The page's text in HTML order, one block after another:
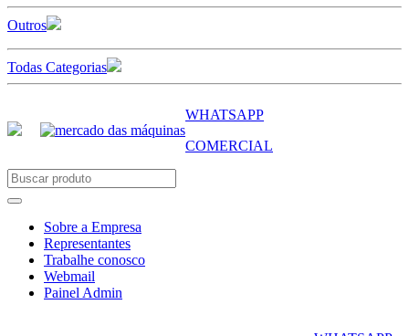
Outros
Todas Categorias
WHATSAPP
COMERCIAL
Sobre a Empresa
Representantes
Trabalhe conosco
Webmail
Painel Admin